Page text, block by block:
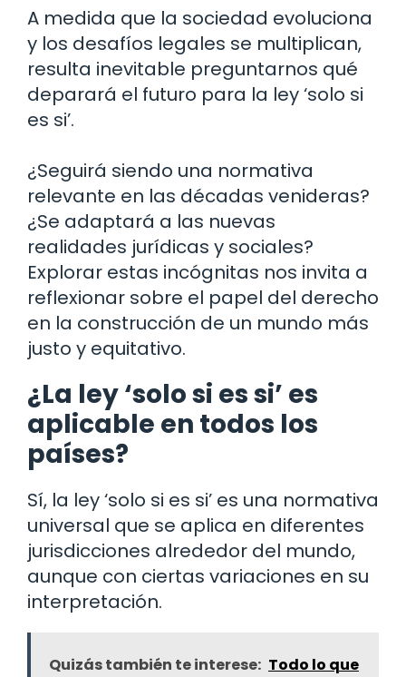
A medida que la sociedad evoluciona
y los desafíos legales se multiplican,
resulta inevitable preguntarnos qué
deparará el futuro para la ley ‘solo si
es si’.
¿Seguirá siendo una normativa
relevante en las décadas venideras?
¿Se adaptará a las nuevas
realidades jurídicas y sociales?
Explorar estas incógnitas nos invita a
reflexionar sobre el papel del derecho
en la construcción de un mundo más
justo y equitativo.
¿La ley ‘solo si es si’ es
aplicable en todos los
países?
Sí, la ley ‘solo si es si’ es una normativa
universal que se aplica en diferentes
jurisdicciones alrededor del mundo,
aunque con ciertas variaciones en su
interpretación.
Quizás también te interese: Todo lo que